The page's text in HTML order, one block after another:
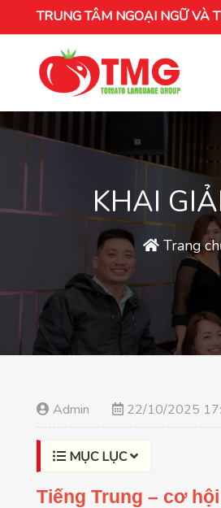
TRUNG TÂM NGOẠI NGỮ VÀ
KHAI
Trang
Admin 22/10/2025
MỤC LỤC
Tiếng Trung – cơ